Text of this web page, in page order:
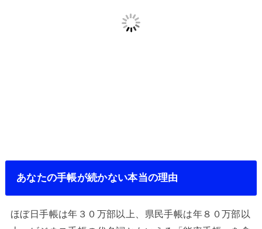
あなたの手帳が続かない本当の理由
ほぼ日手帳は年３０万部以上、県民手帳は年８０万部以